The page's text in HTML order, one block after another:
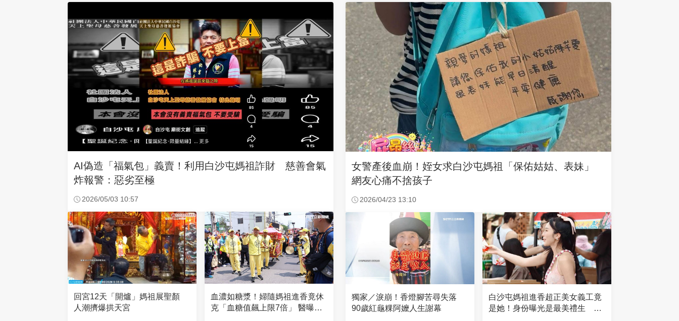
AI偽造「福氣包」義賣！利用白沙屯媽祖詐財 慈善會氣
炸報警：惡劣至極
2026/05/03 10:57
回宮12天「開爐」媽祖展聖顏
人潮擠爆拱天宮
血濃如糖漿！婦隨媽祖進香竟休
克「血糖值飆上限7倍」 醫曝原
女警產後血崩！姪女求白沙屯媽祖「保佑姑姑、表妹」
網友心痛不捨孩子
2026/04/23 13:10
獨家／淚崩！香燈腳苦尋失落
90歲紅龜粿阿嬤人生謝幕
白沙屯媽祖進香超正美女義工竟
是她！身份曝光是最美禮生 一